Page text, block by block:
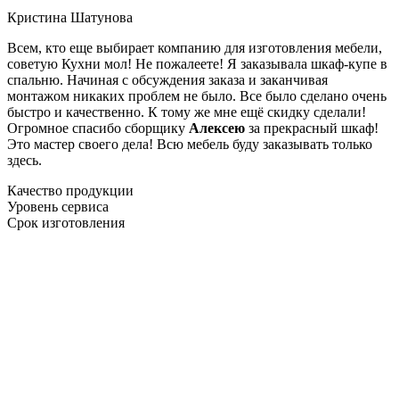
Кристина Шатунова
Всем, кто еще выбирает компанию для изготовления мебели,
советую Кухни мол! Не пожалеете! Я заказывала шкаф-купе в
спальню. Начиная с обсуждения заказа и заканчивая
монтажом никаких проблем не было. Все было сделано очень
быстро и качественно. К тому же мне ещё скидку сделали!
Огромное спасибо сборщику Алексею за прекрасный шкаф!
Это мастер своего дела! Всю мебель буду заказывать только
здесь.
Качество продукции
Уровень сервиса
Срок изготовления